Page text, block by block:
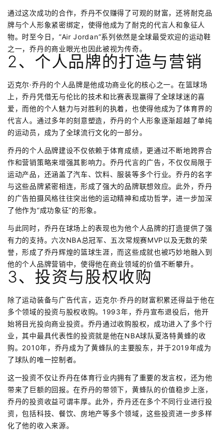
通过这次成功的合作，乔丹不仅赚得了可观的财富，还将耐克品
牌与个人形象紧密绑定，使得他成为了耐克的代言人和象征人
物。时至今日，“Air Jordan”系列依然是全球最受欢迎的运动鞋
之一，乔丹的商业眼光也因此被视为传奇。
2、个人品牌的打造与营销
迈克尔·乔丹的个人品牌是他成功商业化的核心之一。在篮球场
上，乔丹凭借无与伦比的技术和比赛表现赢得了全球球迷的喜
爱，而他的个人魅力与对胜利的执着，也使得他成为了体育界的
代言人。通过多年的刻意塑造，乔丹的个人形象逐渐超越了单纯
的运动员，成为了全球流行文化的一部分。
乔丹的个人品牌建设不仅依赖于体育成绩，更通过不断地跨界合
作和营销策略来增强其影响力。乔丹代言的广告，不仅仅局限于
运动产品，还涵盖了汽车、饮料、服装等多个行业。乔丹的名字
与这些品牌紧密相连，形成了强大的品牌联想效应。此外，乔丹
的广告拍摄风格往往突出他的运动精神和成功哲学，进一步加深
了他作为“成功象征”的形象。
与此同时，乔丹在球场上的表现也为他个人品牌的打造提供了强
有力的支持。六次NBA总冠军、五次常规赛MVP以及无数的荣
誉，形成了乔丹辉煌的篮球生涯，而这些成就也被巧妙地融入到
他的个人品牌营销中，使得他在商业领域的价值不断攀升。
3、投资与股权收购
除了运动装备与广告代言，迈克尔·乔丹的财富积累还得益于他在
多个领域的投资与股权收购。1993年，乔丹宣布退役后，他开
始将目光投向商业投资。乔丹通过收购股权，成功进入了多个行
业，其中最具代表性的投资就是他在NBA球队夏洛特黄蜂的收
购。2010年，乔丹成为了黄蜂队的主要股东，并于2019年成为
了球队的唯一控制者。
这一投资不仅让乔丹在体育行业内拥有了重要的发言权，还为他
带来了巨额的回报。在乔丹的带领下，黄蜂队的价值稳步上涨，
乔丹的投资收益可谓丰厚。此外，乔丹还在多个不同行业进行投
资，包括科技、餐饮、房地产等多个领域，这些投资进一步多样
化了他的收入来源。